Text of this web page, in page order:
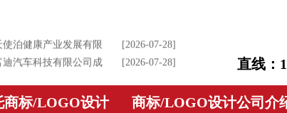
品logo设计
泊健康产业发展有限
行天使泊品牌logo设计
汽车科技有限公司成
通品牌logo设计
[2026-07-28]
科技集团成功签约！
升级设计
[2026-07-28]
虎科技有限公司成功
牌logo设计
[2026-02-23]
直线：
商标/LOGO设计 商标/LOGO设计公司介